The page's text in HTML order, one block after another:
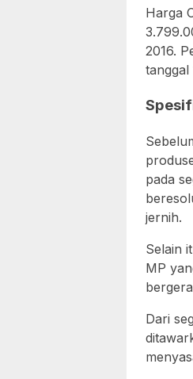
Harga
2016.
tanggal
pada
jernih.
Selain
MP
Dari